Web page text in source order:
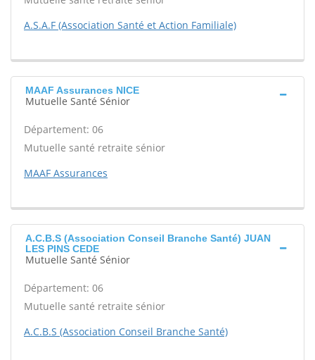
A.S.A.F (Association Santé et Action Familiale)
MAAF Assurances NICE
Mutuelle Santé Sénior
Département: 06
Mutuelle santé retraite sénior
MAAF Assurances
A.C.B.S (Association Conseil Branche Santé) JUAN
LES PINS CEDE
Mutuelle Santé Sénior
Département: 06
Mutuelle santé retraite sénior
A.C.B.S (Association Conseil Branche Santé)